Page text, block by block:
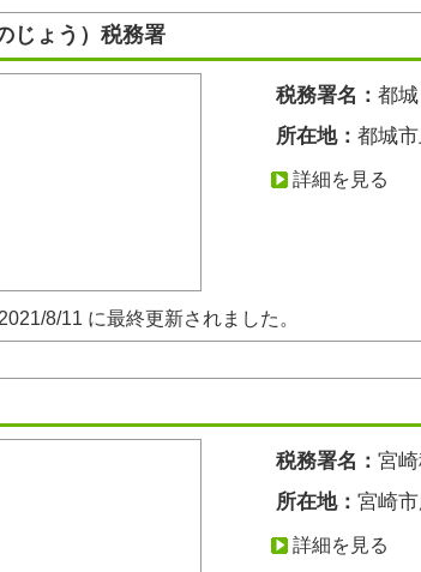
じょう）税務署
税務署名： 都
所在地： 都城
詳細を見る
8/11 に最終更新されました。
税務署名： 宮
所在地： 宮崎
詳細を見る